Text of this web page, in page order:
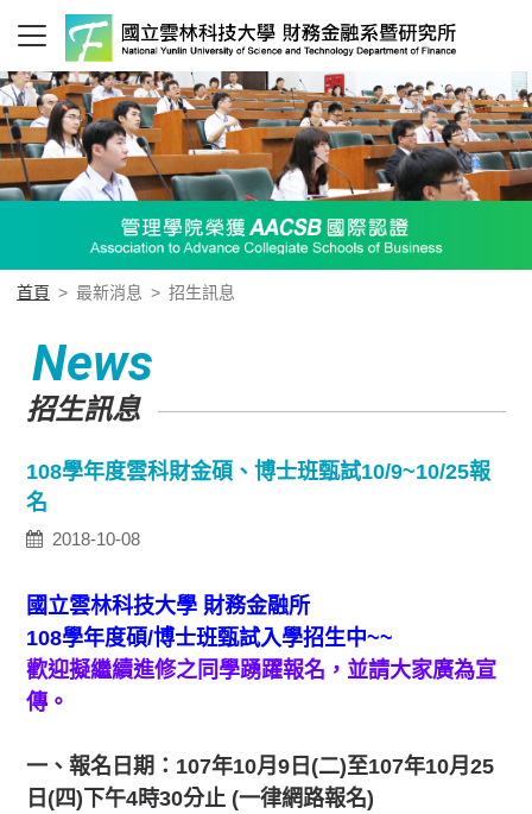
首頁 > 最新消息 > 招生訊息
News
招生訊息
108學年度雲科財金碩、博士班甄試10/9~10/25報
名
2018-10-08
國立雲林科技大學 財務金融所
108學年度碩/博士班甄試入學招生中~~
歡迎擬繼續進修之同學踴躍報名，並請大家廣為宣
傳。
一、報名日期： 107年10月9 日 (二)至107年10月25
日 (四)下午4時30分止 (一律網路報名)